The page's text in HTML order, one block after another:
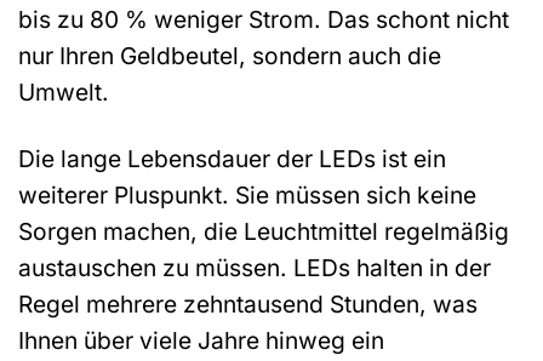
bis zu 80 % weniger Strom. Das schont nicht
nur Ihren Geldbeutel, sondern auch die
Umwelt.
Die lange Lebensdauer der LEDs ist ein
weiterer Pluspunkt. Sie müssen sich keine
Sorgen machen, die Leuchtmittel regelmäßig
austauschen zu müssen. LEDs halten in der
Regel mehrere zehntausend Stunden, was
Ihnen über viele Jahre hinweg ein